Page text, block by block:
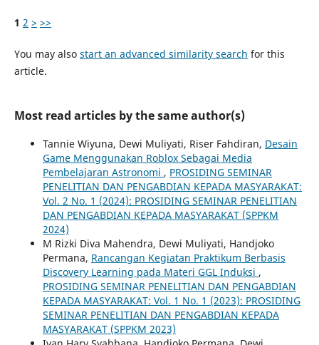
1 2 > >>
You may also start an advanced similarity search for this
article.
Most read articles by the same author(s)
Tannie Wiyuna, Dewi Muliyati, Riser Fahdiran, Desain
Game Menggunakan Roblox Sebagai Media
Pembelajaran Astronomi , PROSIDING SEMINAR
PENELITIAN DAN PENGABDIAN KEPADA MASYARAKAT:
Vol. 2 No. 1 (2024): PROSIDING SEMINAR PENELITIAN
DAN PENGABDIAN KEPADA MASYARAKAT (SPPKM
2024)
M Rizki Diva Mahendra, Dewi Muliyati, Handjoko
Permana, Rancangan Kegiatan Praktikum Berbasis
Discovery Learning pada Materi GGL Induksi ,
PROSIDING SEMINAR PENELITIAN DAN PENGABDIAN
KEPADA MASYARAKAT: Vol. 1 No. 1 (2023): PROSIDING
SEMINAR PENELITIAN DAN PENGABDIAN KEPADA
MASYARAKAT (SPPKM 2023)